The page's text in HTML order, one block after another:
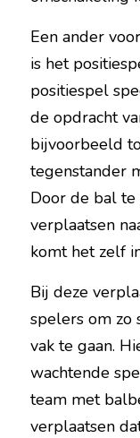
Een ander
is het
positiespel
de opdracht
bijvoorbeeld
tegenstander
Door de bal te
verplaatsen
komt het zelf
Bij deze
spelers om zo
vak te gaan.
wachtende
team met
verplaatsen